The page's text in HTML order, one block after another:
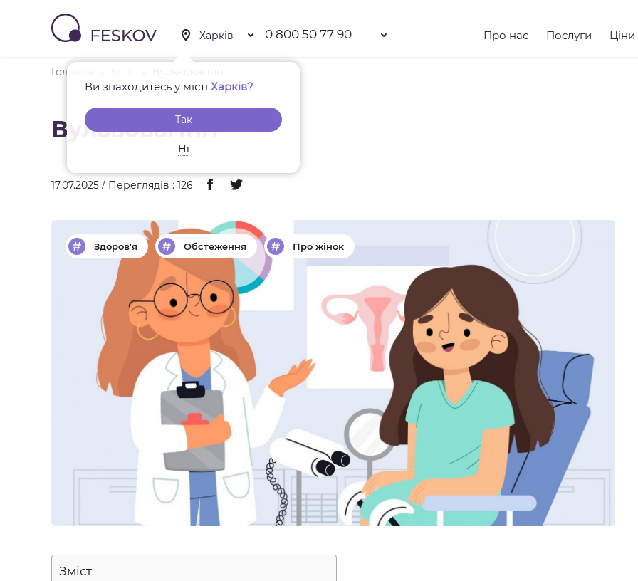
Ви знаходитесь у містіХарків?
Так
Ні
0 800 50 77 90 Про нас Послуги Ціни
Головна
Вульвовагініт
17.07.2025 / Переглядів : 126
Здоров'я Обстеження Про жінок
Зміст